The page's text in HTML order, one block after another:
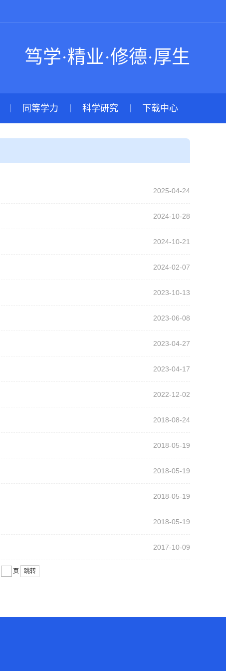
笃学·精业·修德·厚生
同等学力 科学研究 下载中心
2025-04-24
2024-10-28
2024-10-21
2024-02-07
2023-10-13
2023-06-08
2023-04-27
2023-04-17
2022-12-02
2018-08-24
2018-05-19
2018-05-19
2018-05-19
2018-05-19
2017-10-09
页 跳转